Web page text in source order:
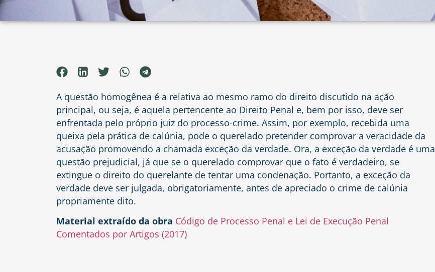
A questão homogênea é a relativa ao mesmo ramo do direito discutido na ação
principal, ou seja, é aquela pertencente ao Direito Penal e, bem por isso, deve ser
enfrentada pelo próprio juiz do processo-crime. Assim, por exemplo, recebida uma
queixa pela prática de calúnia, pode o querelado pretender comprovar a veracidade da
acusação promovendo a chamada exceção da verdade. Ora, a exceção da verdade é uma
questão prejudicial, já que se o querelado comprovar que o fato é verdadeiro, se
extingue o direito do querelante de tentar uma condenação. Portanto, a exceção da
verdade deve ser julgada, obrigatoriamente, antes de apreciado o crime de calúnia
propriamente dito.
Material extraído da obra Código de Processo Penal e Lei de Execução Penal
Comentados por Artigos (2017)